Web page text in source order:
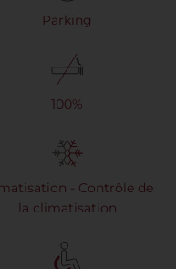
Parking
100%
- Contrôle de
la climatisation